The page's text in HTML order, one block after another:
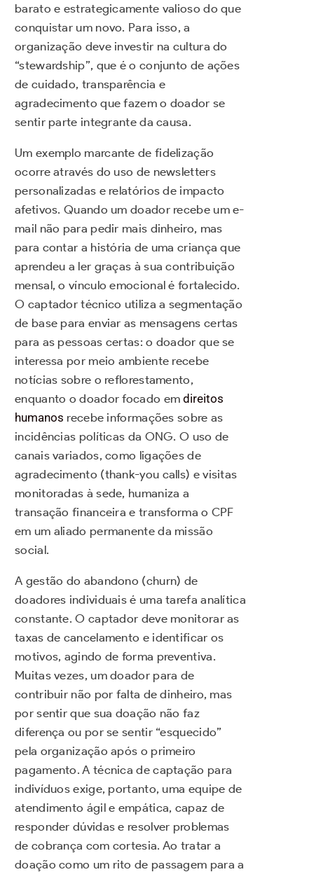
barato e estrategicamente valioso do que
conquistar um novo. Para isso, a
organização deve investir na cultura do
“stewardship”, que é o conjunto de ações
de cuidado, transparência e
agradecimento que fazem o doador se
sentir parte integrante da causa.
Um exemplo marcante de fidelização
ocorre através do uso de newsletters
personalizadas e relatórios de impacto
afetivos. Quando um doador recebe um e-
mail não para pedir mais dinheiro, mas
para contar a história de uma criança que
aprendeu a ler graças à sua contribuição
mensal, o vínculo emocional é fortalecido.
O captador técnico utiliza a segmentação
de base para enviar as mensagens certas
para as pessoas certas: o doador que se
interessa por meio ambiente recebe
notícias sobre o reflorestamento,
enquanto o doador focado emdireitos
humanos recebe informações sobre as
incidências políticas da ONG. O uso de
canais variados, como ligações de
agradecimento (thank-you calls) e visitas
monitoradas à sede, humaniza a
transação financeira e transforma o CPF
em um aliado permanente da missão
social.
A gestão do abandono (churn) de
doadores individuais é uma tarefa analítica
constante. O captador deve monitorar as
taxas de cancelamento e identificar os
motivos, agindo de forma preventiva.
Muitas vezes, um doador para de
contribuir não por falta de dinheiro, mas
por sentir que sua doação não faz
diferença ou por se sentir “esquecido”
pela organização após o primeiro
pagamento. A técnica de captação para
indivíduos exige, portanto, uma equipe de
atendimento ágil e empática, capaz de
responder dúvidas e resolver problemas
de cobrança com cortesia. Ao tratar a
doação como um rito de passagem para a